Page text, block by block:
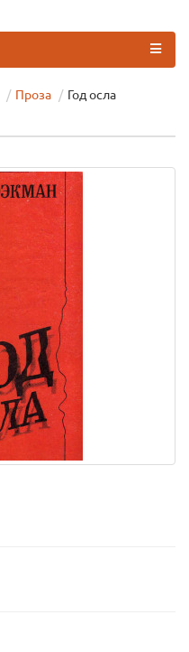
Проза Год осла